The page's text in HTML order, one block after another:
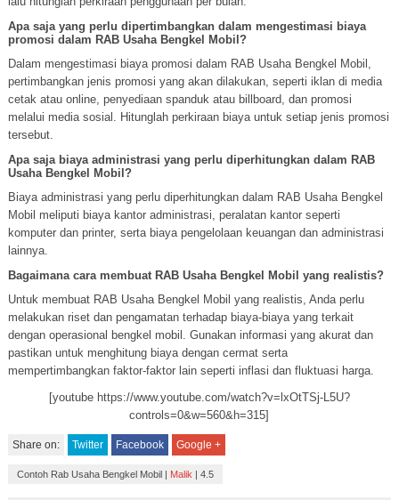
Apa saja yang perlu dipertimbangkan dalam mengestimasi biaya
promosi dalam RAB Usaha Bengkel Mobil?
Dalam mengestimasi biaya promosi dalam RAB Usaha Bengkel Mobil,
pertimbangkan jenis promosi yang akan dilakukan, seperti iklan di media
cetak atau online, penyediaan spanduk atau billboard, dan promosi
melalui media sosial. Hitunglah perkiraan biaya untuk setiap jenis promosi
tersebut.
Apa saja biaya administrasi yang perlu diperhitungkan dalam RAB
Usaha Bengkel Mobil?
Biaya administrasi yang perlu diperhitungkan dalam RAB Usaha Bengkel
Mobil meliputi biaya kantor administrasi, peralatan kantor seperti
komputer dan printer, serta biaya pengelolaan keuangan dan administrasi
lainnya.
Bagaimana cara membuat RAB Usaha Bengkel Mobil yang realistis?
Untuk membuat RAB Usaha Bengkel Mobil yang realistis, Anda perlu
melakukan riset dan pengamatan terhadap biaya-biaya yang terkait
dengan operasional bengkel mobil. Gunakan informasi yang akurat dan
pastikan untuk menghitung biaya dengan cermat serta
mempertimbangkan faktor-faktor lain seperti inflasi dan fluktuasi harga.
[youtube https://www.youtube.com/watch?v=lxOtTSj-L5U?
controls=0&w=560&h=315]
Share on: Twitter Facebook Google +
Contoh Rab Usaha Bengkel Mobil| Malik | 4.5